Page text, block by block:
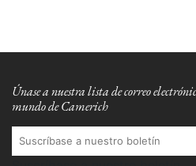
Únase a nuestra lista de correo
mundo de Camerich